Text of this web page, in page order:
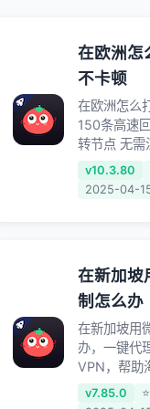
在欧洲怎
不卡顿
在欧洲怎么
150条高速
转节点 无需
高速线路 应
app,快人一
v10.3.80
2025-04-
在新加坡
制怎么办
在新加坡用
办，一键代
VPN，帮助
港澳台地区
制问题，一
v7.85.0